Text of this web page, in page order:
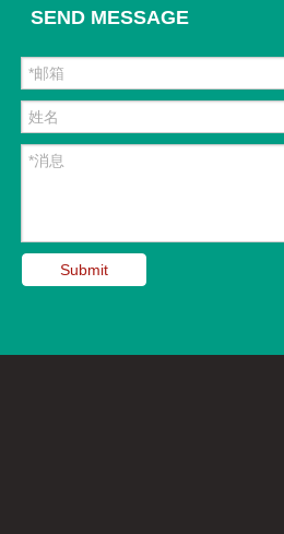
SEND MESSAGE
Submit